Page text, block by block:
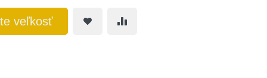
veľkosť